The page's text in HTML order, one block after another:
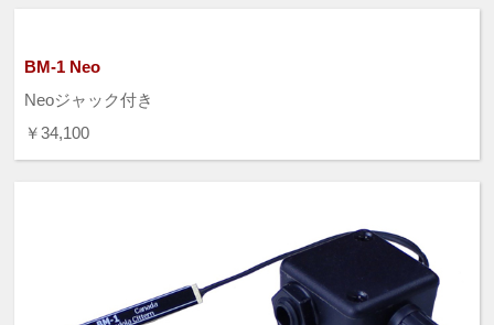
BM-1 Neo
Neoジャック付き
￥34,100